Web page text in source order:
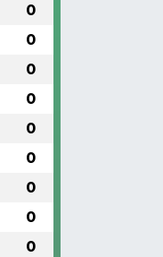
0
0
0
0
0
0
0
0
0